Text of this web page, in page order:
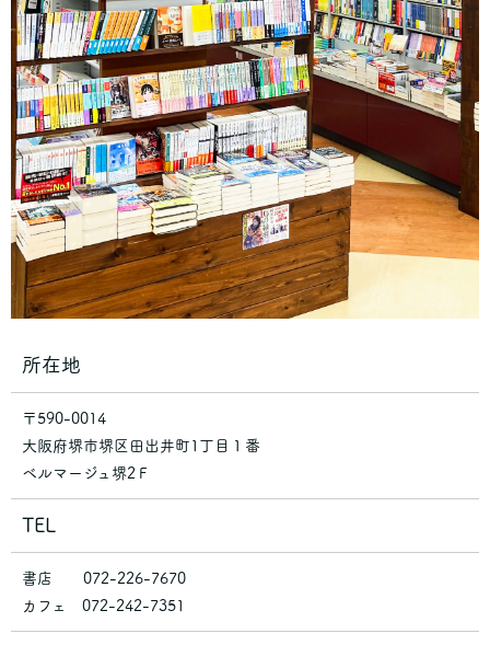
所在地
〒590-0014
大阪府堺市堺区田出井町1丁目１番
ベルマージュ堺2Ｆ
TEL
書店 072-226-7670
カフェ 072-242-7351